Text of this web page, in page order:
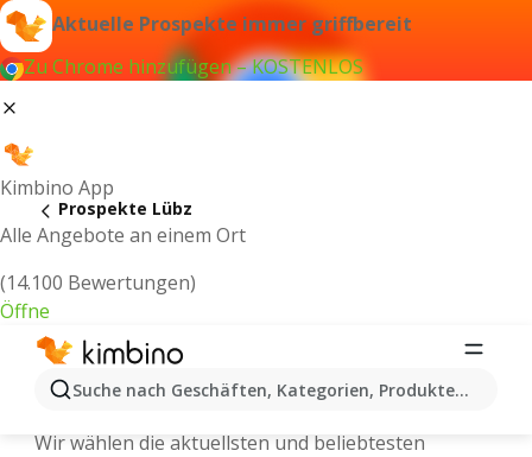
Aktuelle Prospekte immer griffbereit
Zu Chrome hinzufügen – KOSTENLOS
Kimbino App
Alle Angebote an einem Ort
(14.100 Bewertungen)
Öffne
Suche nach Geschäften, Kategorien, Produkten...
Prospekte Lübz
Lübz - Neuste Prospekte und
Wir wählen die aktuellsten und beliebtesten